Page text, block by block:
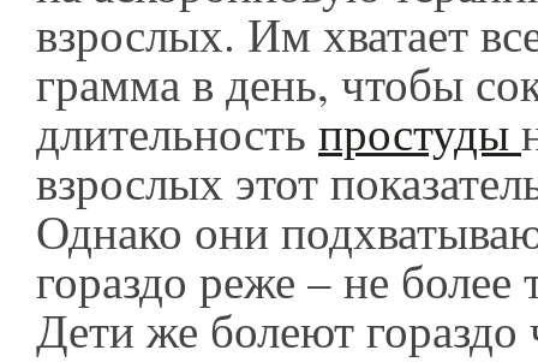
взрослых. Им хватает
грамма в день, чтобы
длительность простуды
взрослых этот
Однако они
гораздо реже – не более
Дети же болеют